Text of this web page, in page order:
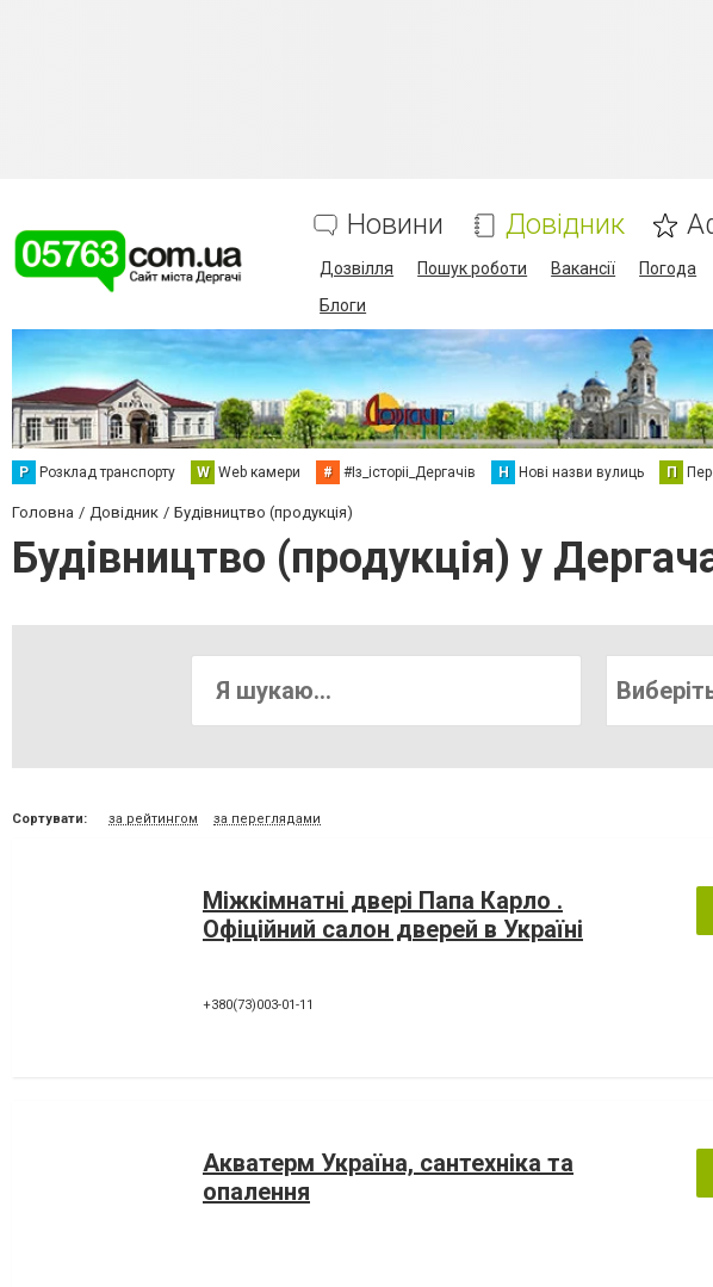
Новини Довідник
Дозвілля Пошук роботи Вакансії Погода
Блоги
Р Розклад транспорту W Web камери # #Із_історіі_Дергачів Н Нові назви вулиць П
Головна Довідник Будівництво (продукція)
Будівництво (продукція) у
Сортувати: за рейтингом за переглядами
Міжкімнатні двері Папа Карло .
Офіційний салон дверей в Україні
+380(73)003-01-11
Акватерм Україна, сантехніка та
опалення